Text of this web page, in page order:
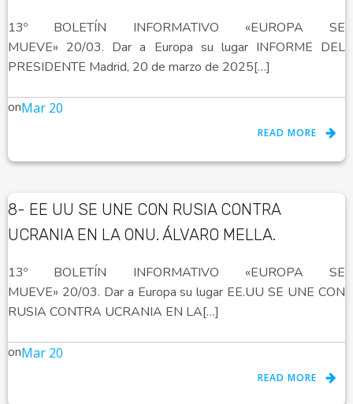
13º BOLETÍN INFORMATIVO «EUROPA SE
MUEVE» 20/03. Dar a Europa su lugar INFORME DEL
PRESIDENTE Madrid, 20 de marzo de 2025[…]
onMar 20
READ MORE
8- EE UU SE UNE CON RUSIA CONTRA
UCRANIA EN LA ONU. ÁLVARO MELLA.
13º BOLETÍN INFORMATIVO «EUROPA SE
MUEVE» 20/03. Dar a Europa su lugar EE.UU SE UNE CON
RUSIA CONTRA UCRANIA EN LA[…]
onMar 20
READ MORE